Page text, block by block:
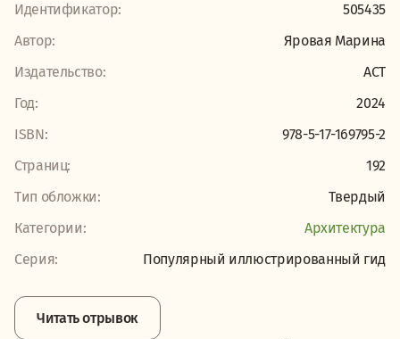
Идентификатор:
505435
Автор:
Яровая Марина
Издательство:
АСТ
Год:
2024
ISBN:
978-5-17-169795-2
Страниц:
192
Тип обложки:
Твердый
Категории:
Архитектура
Серия:
Популярный иллюстрированный гид
Читать отрывок